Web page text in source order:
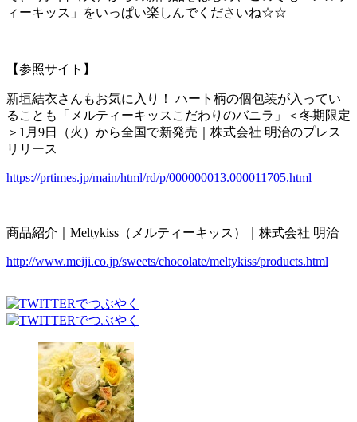
ィーキッス」をいっぱい楽しんでくださいね☆☆
【参照サイト】
新垣結衣さんもお気に入り！ ハート柄の個包装が入ってい
ることも「メルティーキッスこだわりのバニラ」＜冬期限定
＞1月9日（火）から全国で新発売｜株式会社 明治のプレス
リリース
https://prtimes.jp/main/html/rd/p/000000013.000011705.html
商品紹介｜Meltykiss（メルティーキッス）｜株式会社 明治
http://www.meiji.co.jp/sweets/chocolate/meltykiss/products.html